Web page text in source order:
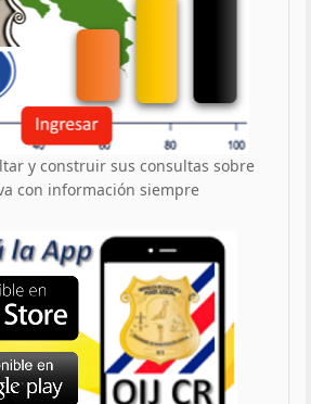
y construir sus consultas sobre
con información siempre